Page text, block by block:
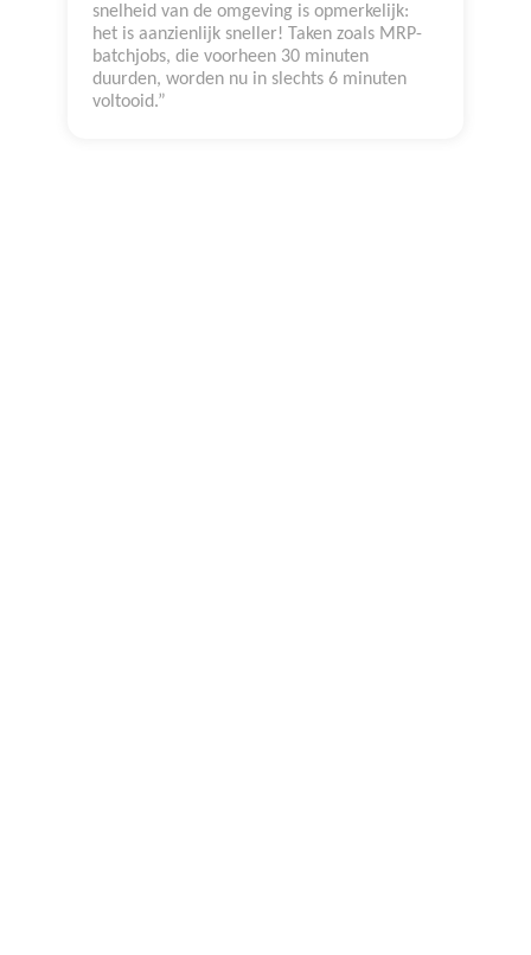
snelheid van de omgeving is opmerkelijk:
het is aanzienlijk sneller! Taken zoals MRP-
batchjobs, die voorheen 30 minuten
duurden, worden nu in slechts 6 minuten
voltooid.”